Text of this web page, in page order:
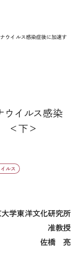
ウイルス感染症後に加速す
ウイルス感染
＜下＞
ルス
大学東洋文化研究所
准教授
佐橋 亮